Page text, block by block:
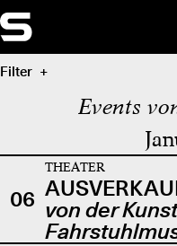
Filter
Events
06
THEATER
von der